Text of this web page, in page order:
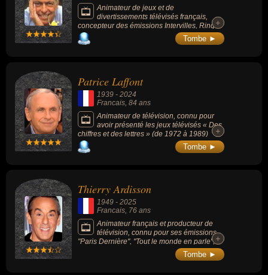
Animateur de jeux et de
divertissements télévisés français,
concepteur des émissions Intervilles, Ring
parade et la Classe, il a inventé et créé au
total plus de 50 émissions de radio et de
+
+
Tombe ►
Patrice Laffont
1939 - 2024
Francais , 84 ans
Animateur de télévision, connu pour
avoir présenté les jeux télévisés « Des
chiffres et des lettres » (de 1972 à 1989)
ainsi que « Fort Boyard » (de 1990 à 1999)
et « Pyramide » (de 1991 à 2001) sur
+
+
Tombe ►
Thierry Ardisson
1949 - 2025
Francais, 76 ans
Animateur français et producteur de
télévision, connu pour ses émissions
"Paris Dernière", "Tout le monde en parle",
"On a tout essayé", "Salut les Terriens !".
+
+
Tombe ►